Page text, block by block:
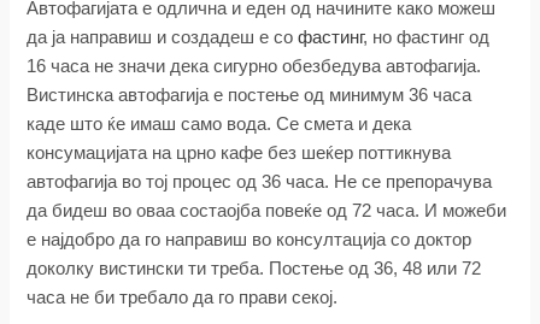
Автофагијата е одлична и еден од начините како можеш
да ја направиш и создадеш е софастинг, но фастинг од
16 часа не значи дека сигурно обезбедува автофагија.
Вистинска автофагија е постење од минимум 36 часа
каде што ќе имаш само вода. Се смета и дека
консумацијата на црно кафе без шеќер поттикнува
автофагија во тој процес од 36 часа. Не се препорачува
да бидеш во оваа состаојба повеќе од 72 часа. И можеби
е најдобро да го направиш во консултација со доктор
доколку вистински ти треба. Постење од 36, 48 или 72
часа не би требало да го прави секој.